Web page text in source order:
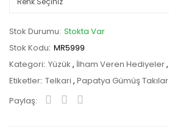
Stok Durumu Stokta Var
Stok Kodu MR5999
Kategori Yüzük , İlham Veren Hediyeler,
Etiketler Telkari , Papatya Gümüş Takılar
Paylaş: